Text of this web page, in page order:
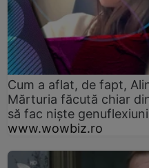
Cum a aflat, de fapt,
Mărturia făcută chiar
să fac niște
www.wowbiz.ro